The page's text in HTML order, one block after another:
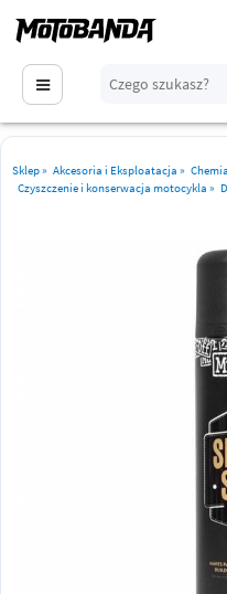
Sklep» Akcesoria i Eksploatacja »
Czyszczenie i konserwacja motocykla »